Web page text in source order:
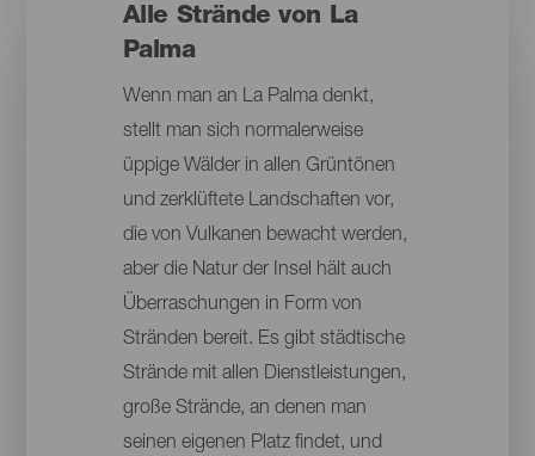
Alle Strände von La
Palma
Wenn man an La Palma denkt,
stellt man sich normalerweise
üppige Wälder in allen Grüntönen
und zerklüftete Landschaften vor,
die von Vulkanen bewacht werden,
aber die Natur der Insel hält auch
Überraschungen in Form von
Stränden bereit. Es gibt städtische
Strände mit allen Dienstleistungen,
große Strände, an denen man
seinen eigenen Platz findet, und